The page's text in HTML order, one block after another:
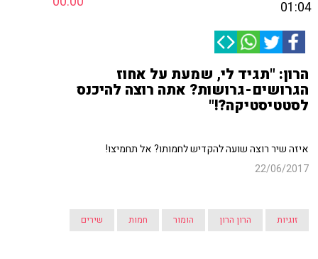
01:04
הרון: "תגיד לי, שמעת על אחוז
הגרושים-גרושות? אתה רוצה להיכנס
לסטטיסטיקה?!"
איזה שיר רוצה שועה להקדיש לחמותו? אל תחמיצו!
22/06/2017
זוגיות הרון הרון הומור חמות שירים